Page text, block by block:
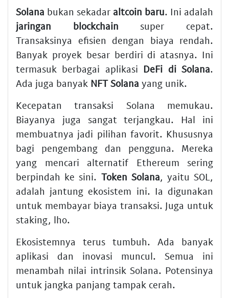
Solana bukan sekadar altcoin baru. Ini adalah
jaringan blockchain super cepat.
Transaksinya efisien dengan biaya rendah.
Banyak proyek besar berdiri di atasnya. Ini
termasuk berbagai aplikasi DeFi di Solana.
Ada juga banyak NFT Solana yang unik.
Kecepatan transaksi Solana memukau.
Biayanya juga sangat terjangkau. Hal ini
membuatnya jadi pilihan favorit. Khususnya
bagi pengembang dan pengguna. Mereka
yang mencari alternatif Ethereum sering
berpindah ke sini. Token Solana, yaitu SOL,
adalah jantung ekosistem ini. Ia digunakan
untuk membayar biaya transaksi. Juga untuk
staking, lho.
Ekosistemnya terus tumbuh. Ada banyak
aplikasi dan inovasi muncul. Semua ini
menambah nilai intrinsik Solana. Potensinya
untuk jangka panjang tampak cerah.